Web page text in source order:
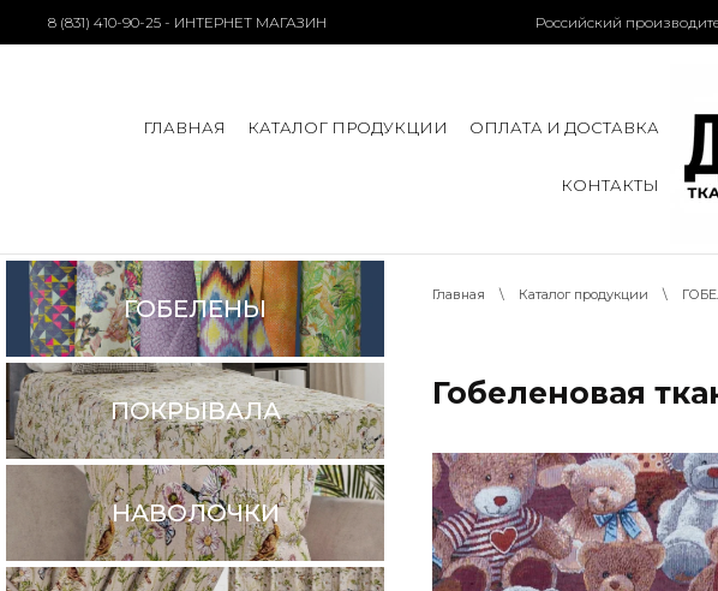
8 (831) 410-90-25 - ИНТЕРНЕТ МАГАЗИН Российский
ГЛАВНАЯ КАТАЛОГ ПРОДУКЦИИ ОПЛАТА И ДОСТАВКА
КОНТАКТЫ
ГОБЕЛЕНЫ
ПОКРЫВАЛА
НАВОЛОЧКИ
Главная \ Каталог продукции \
Гобеленовая